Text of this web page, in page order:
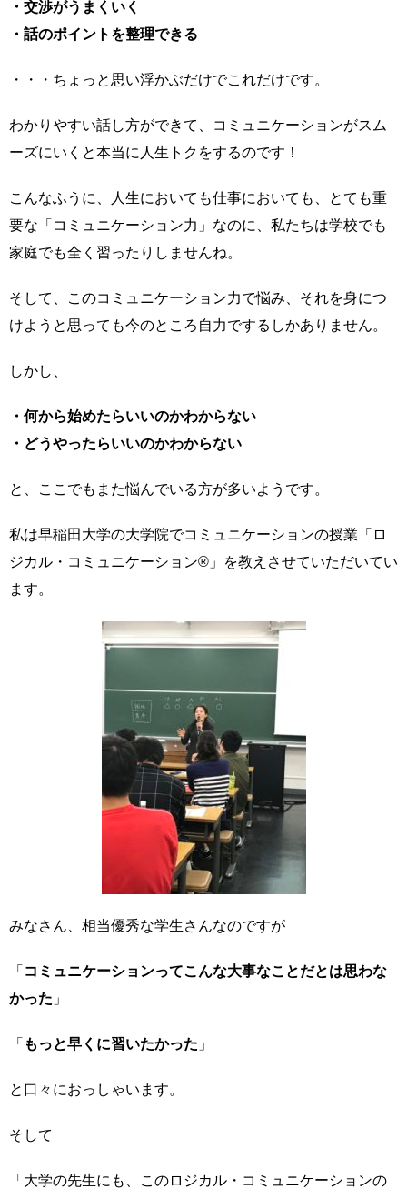
・交渉がうまくいく
・話のポイントを整理できる
・・・ちょっと思い浮かぶだけでこれだけです。
わかりやすい話し方ができて、コミュニケーションがスム
ーズにいくと本当に人生トクをするのです！
こんなふうに、人生においても仕事においても、とても重
要な「コミュニケーション力」なのに、私たちは学校でも
家庭でも全く習ったりしませんね。
そして、このコミュニケーション力で悩み、それを身につ
けようと思っても今のところ自力でするしかありません。
しかし、
・何から始めたらいいのかわからない
・どうやったらいいのかわからない
と、ここでもまた悩んでいる方が多いようです。
私は早稲田大学の大学院でコミュニケーションの授業「ロ
ジカル・コミュニケーション®」を教えさせていただいてい
ます。
みなさん、相当優秀な学生さんなのですが
「 コミュニケーションってこんな大事なことだとは思わな
かった 」
「 もっと早くに習いたかった 」
と口々におっしゃいます。
そして
「大学の先生にも、このロジカル・コミュニケーションの